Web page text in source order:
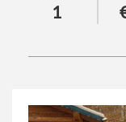
Levico vi
lago e ai suoi
1